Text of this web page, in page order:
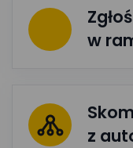
w
z